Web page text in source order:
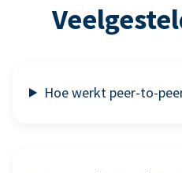
Hoe werkt peer-to-